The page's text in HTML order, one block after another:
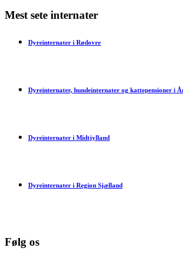
Mest sete internater
Dyreinternater i Rødovre
Dyreinternater, hundeinternater og kattepensioner i
Dyreinternater i Midtjylland
Dyreinternater i Region Sjælland
Følg os